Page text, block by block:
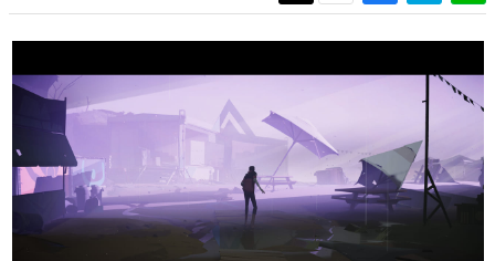
ゲームに多大な影響を受けた作家さんに取材し、ゲームが
日本モバイルゲーム産業史
日本のモバイルゲーム史における主要なトピック・タイト
ルを網羅するほか、開発者へのインタビューや識者による
解説を掲載。約20年の歴史が一望できる決定版！
若ゲのいたり〜ゲームクリエイターの青春〜
『うつヌケ』『ペンと箸』等で知られるマンガ家・田中圭
一先生によるゲーム業界レポートマンガです。